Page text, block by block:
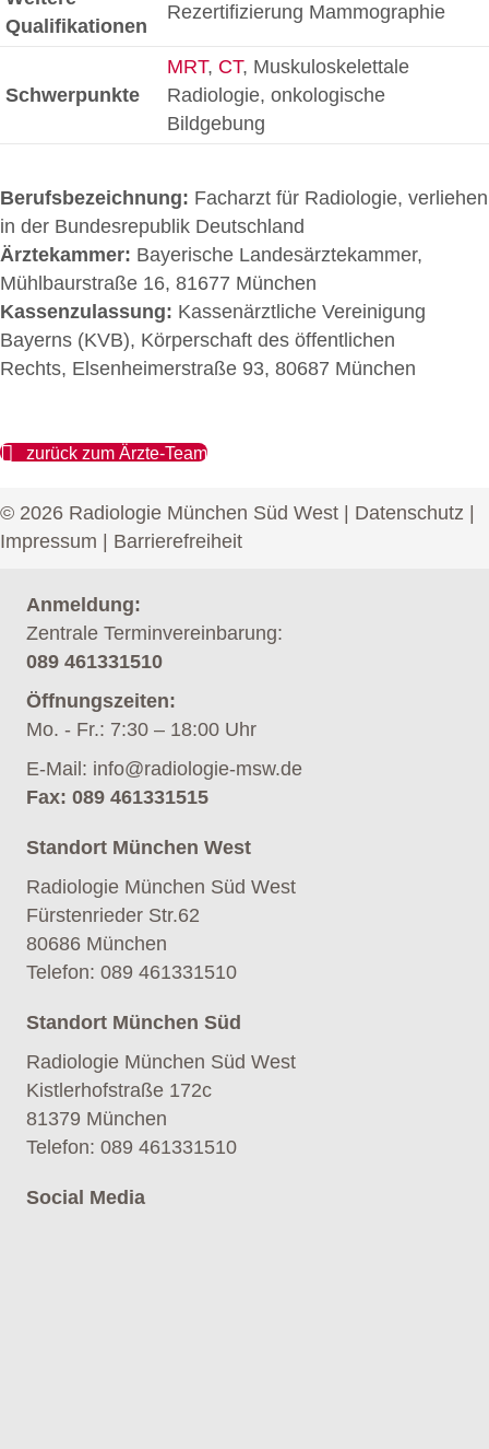
Qualifikationen
Rezertifizierung Mammographie
Schwerpunkte
MRT, CT, Muskuloskelettale
Radiologie, onkologische
Bildgebung
Berufsbezeichnung: Facharzt für Radiologie, verliehen
in der Bundesrepublik Deutschland
Ärztekammer: Bayerische Landesärztekammer,
Mühlbaurstraße 16, 81677 München
Kassenzulassung: Kassenärztliche Vereinigung
Bayerns (KVB), Körperschaft des öffentlichen
Rechts, Elsenheimerstraße 93, 80687 München
zurück zum Ärzte-Team
© 2026 Radiologie München Süd West | Datenschutz
Impressum
Barrierefreiheit
Anmeldung:
Zentrale Terminvereinbarung:
089 461331510
Öffnungszeiten:
Mo. - Fr.: 7:30 – 18:00 Uhr
E-Mail: info@radiologie-msw.de
Fax: 089 461331515
Standort München West
Radiologie München Süd West
Fürstenrieder Str.62
80686 München
Telefon: 089 461331510
Standort München Süd
Radiologie München Süd West
Kistlerhofstraße 172c
81379 München
Telefon: 089 461331510
Social Media